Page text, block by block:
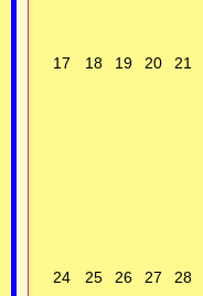
17 18 19 20 21
24 25 26 27 28